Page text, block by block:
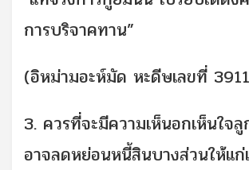
การบริจาคทาน”
(อิหม่ามอะห์มัด หะดีษเลขที่
3. ควรที่จะมีความเห็นอกเห็นใจ
อาจลดหย่อนหนี้สินบางส่วนให้แก่